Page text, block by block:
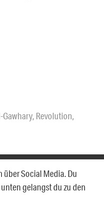
Gawhary, Revolution,
über Social Media. Du
gelangst du zu den